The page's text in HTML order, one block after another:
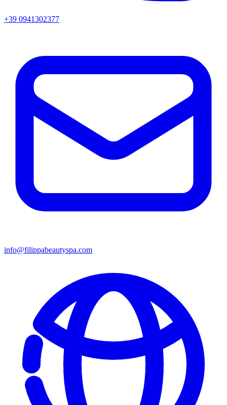
+39 0941302377
info@filippabeautyspa.com